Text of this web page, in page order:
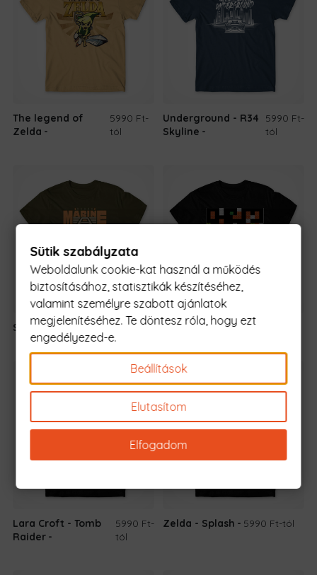
The legend of
Zelda
5990 Ft-
tól
Underground - R34
Skyline
5990 Ft-
tól
Space Marine 5990 Ft -tól Battle tank 5990 Ft
Lara Croft - Tomb
Raider
5990 Ft-
tól
Zelda - Splash 5990 Ft-tól
Sütik szabályzata
Weboldalunk cookie-kat használ a működés
biztosításához, statisztikák készítéséhez,
valamint személyre szabott ajánlatok
megjelenítéséhez. Te döntesz róla, hogy ezt
engedélyezed-e.
Beállítások
Elutasítom
Elfogadom